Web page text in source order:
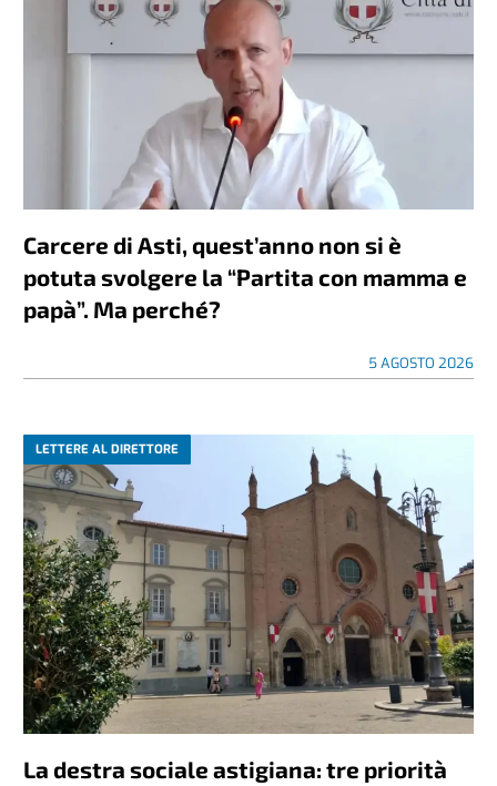
Carcere di Asti, quest’anno non si è
potuta svolgere la “Partita con mamma e
papà”. Ma perché?
5 AGOSTO 2026
LETTERE AL DIRETTORE
La destra sociale astigiana: tre priorità